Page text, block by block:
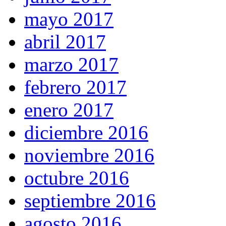
mayo 2017
abril 2017
marzo 2017
febrero 2017
enero 2017
diciembre 2016
noviembre 2016
octubre 2016
septiembre 2016